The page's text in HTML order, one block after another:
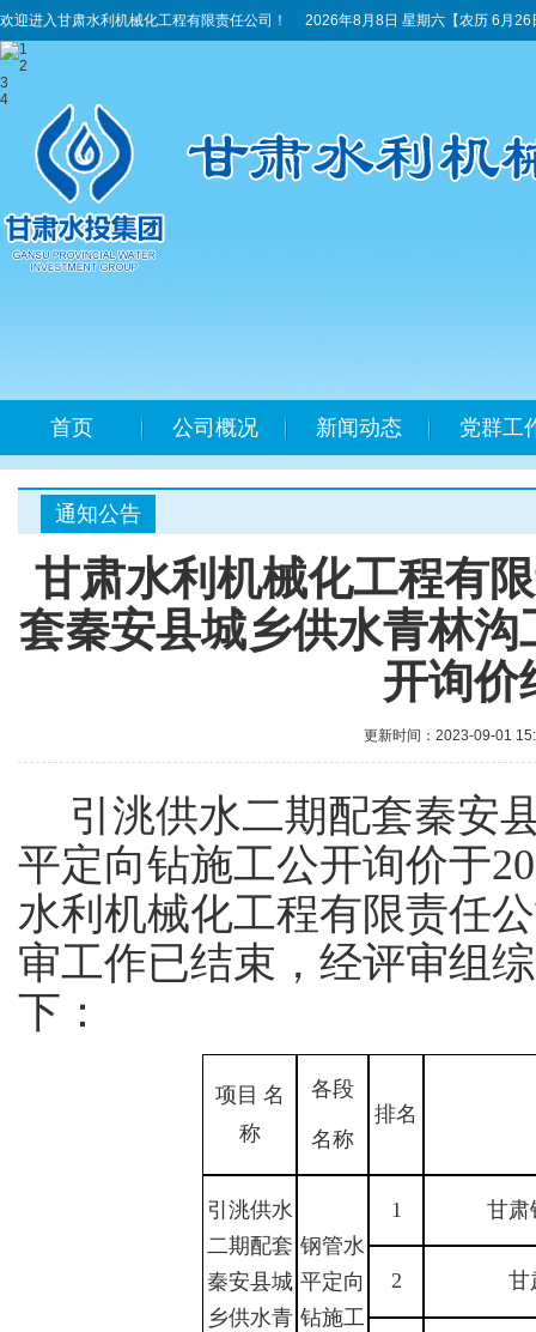
欢迎进入甘肃水利机械化工程有限责任公司！ 2026年8月8日 星期六 【农历 6月26
1
2
3
4
首页 公司概况 新闻动态 党群工
通知公告
甘肃水利机械化工程有
套秦安县城乡供水青林
开询价
更新时间：2023-09-01
引洮供水二期配套秦安
平定向钻施工公开询价于
水利机械化工程有限责任
审工作已结束，经评审组
下：
项目 名
称
各段
名称
排名
引洮供水
二期配套
秦安县城
乡供水青
钢管水
平定向
钻施工
1 甘肃
2 甘